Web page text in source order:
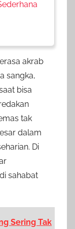
akrab
sangka,
bisa
tak
dalam
Di
sahabat
Sering Tak